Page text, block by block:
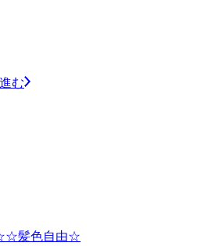
む
髪色自由☆